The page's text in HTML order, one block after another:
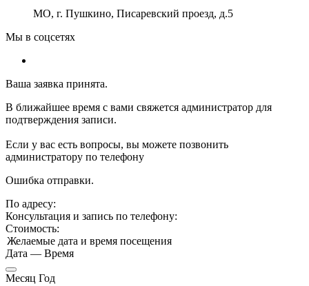
МО, г. Пушкино, Писаревский проезд, д.5
Мы в соцсетях
Ваша заявка принята.
В ближайшее время с вами свяжется администратор для
подтверждения записи.
Если у вас есть вопросы, вы можете позвонить
администратору по телефону
Ошибка отправки.
По адресу:
Консультация и запись по телефону:
Стоимость:
Желаемые дата и время посещения
Дата — Время
Месяц Год